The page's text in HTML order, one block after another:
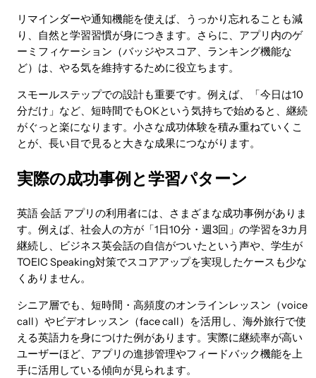
リマインダーや通知機能を使えば、うっかり忘れることも減
り、自然と学習習慣が身につきます。さらに、アプリ内のゲ
ーミフィケーション（バッジやスコア、ランキング機能な
ど）は、やる気を維持するために役立ちます。
スモールステップでの設計も重要です。例えば、「今日は10
分だけ」など、短時間でもOKという気持ちで始めると、継続
がぐっと楽になります。小さな成功体験を積み重ねていくこ
とが、長い目で見ると大きな成果につながります。
実際の成功事例と学習パターン
英語 会話 アプリの利用者には、さまざまな成功事例がありま
す。例えば、社会人の方が「1日10分・週3回」の学習を3カ月
継続し、ビジネス英会話の自信がついたという声や、学生が
TOEIC Speaking対策でスコアアップを実現したケースも少な
くありません。
シニア層でも、短時間・高頻度のオンラインレッスン（voice
call）やビデオレッスン（face call）を活用し、海外旅行で使
える英語力を身につけた例があります。実際に継続率が高い
ユーザーほど、アプリの進捗管理やフィードバック機能を上
手に活用している傾向が見られます。